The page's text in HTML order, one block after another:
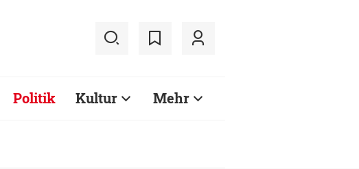
Politik Kultur Mehr